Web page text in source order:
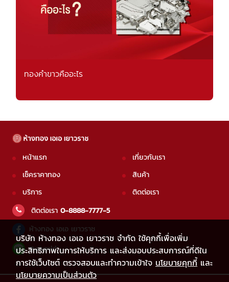
ทองคำขาวคืออะไร
บริษัท ห้างทอง เอเอ เยาวราช จำกัด ใช้คุกกี้เพื่อเพิ่ม
ประสิทธิภาพในการให้บริการ และส่งมอบประสบการณ์ที่ดีใน
การใช้เว็บไซต์ ตรวจสอบและทำความเข้าใจ นโยบายคุกกี้และ
นโยบายความเป็นส่วนตัว
หน้าแรก
เช็คราคาทอง
บริการ
เกี่ยวกับเรา
สินค้า
ติดต่อเรา
ติดต่อเรา 0-8888-7777-5
ห้างทอง เอเอ เยาวราช
@aagold